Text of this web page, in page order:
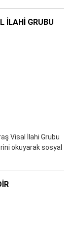
İLAHI GRUBU
Visal İlahi Grubu
okuyarak sosyal